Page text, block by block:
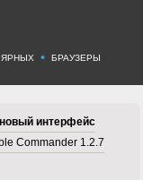
• БРАУЗЕРЫ
интерфейс
Commander 1.2.7